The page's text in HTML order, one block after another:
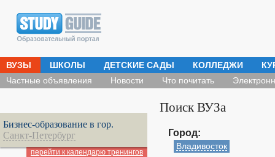
ВУЗЫ ШКОЛЫ ДЕТСКИЕ САДЫ КОЛЛЕДЖИ
Частные объявления
Новости Что почитать
Поиск ВУЗа
Город:
Владивосток
Бизнес-образование в гор.
Санкт-Петербург
перейти к календарю тренингов